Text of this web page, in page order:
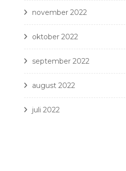
november 2022
oktober 2022
september 2022
august 2022
juli 2022